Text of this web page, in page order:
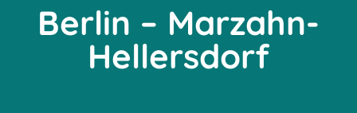
Berlin – Marzahn-
Hellersdorf